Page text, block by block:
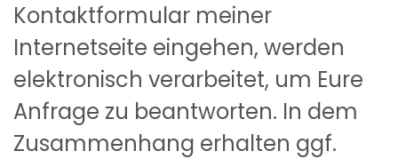
Kontaktformular meiner
Internetseite eingehen, werden
elektronisch verarbeitet, um Eure
Anfrage zu beantworten. In dem
Zusammenhang erhalten ggf.